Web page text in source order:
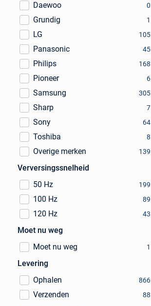
Daewoo 0
Grundig 1
LG 105
Panasonic 45
Philips 168
Pioneer 6
Samsung 305
Sharp 7
Sony 64
Toshiba 8
Overige merken 139
Verversingssnelheid
50 Hz
199
100 Hz 89
120 Hz 43
Moet nu weg
Moet nu weg
1
Levering
Ophalen
866
Verzenden 88